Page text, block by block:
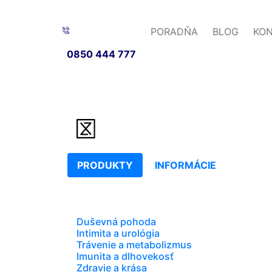
0850 444 777
PORADŇA BLOG
PRODUKTY INFORMÁCIE
Duševná pohoda
Intimita a urológia
Trávenie a metabolizmus
Imunita a dlhovekosť
Zdravie a krása